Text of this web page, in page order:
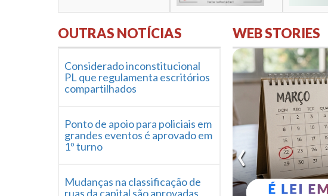
OUTRAS NOTÍCIAS
Considerado inconstitucional
PL que regulamenta escritórios
compartilhados
grandes eventos é aprovado em
1º turno
ruas da capital são aprovadas
em definitivo
WEB STORIES